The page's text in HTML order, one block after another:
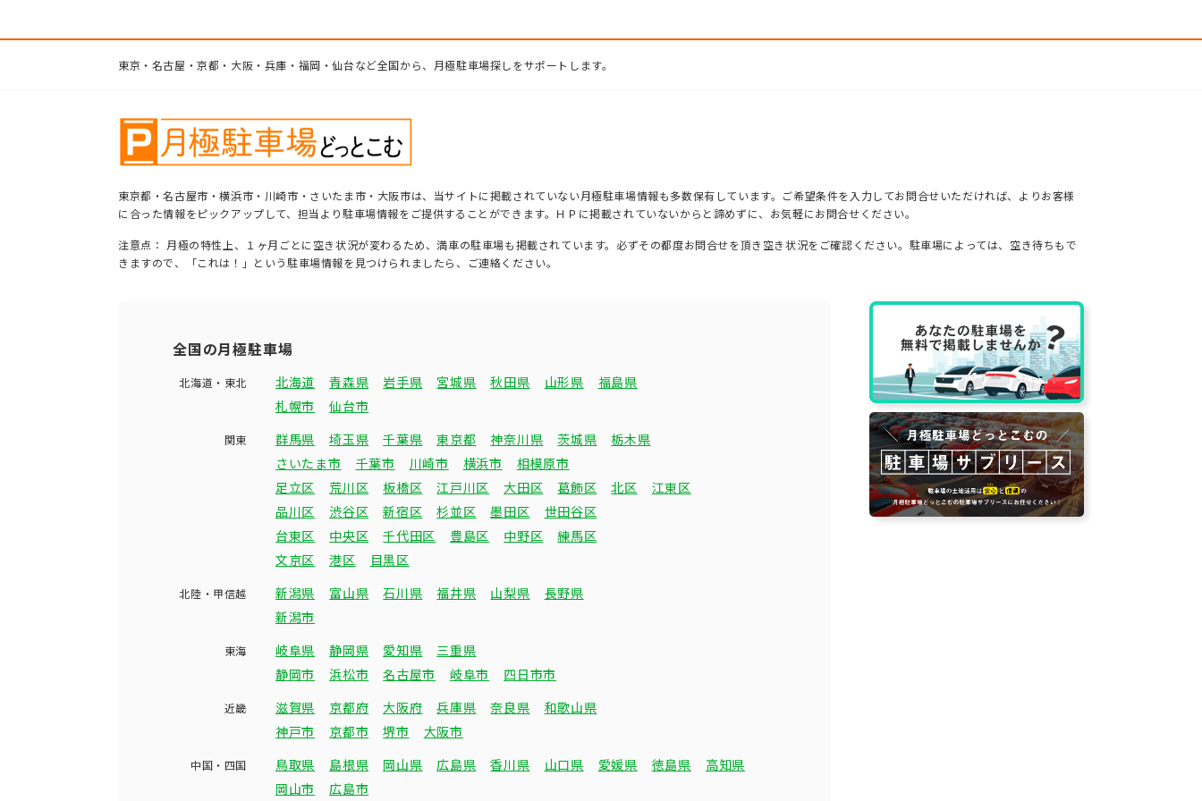
東京・名古屋・京都・大阪・兵庫・福岡・仙台など全国から、月極駐車場探しをサポートします。
東京都・名古屋市・横浜市・川崎市・さいたま市・大阪市は、当サイトに掲載されていない月極駐車場情報も多数保有しています。ご希望条件を入力してお問合せいただければ、よりお客様
に合った情報をピックアップして、担当より駐車場情報をご提供することができます。ＨＰに掲載されていないからと諦めずに、お気軽にお問合せください。
注意点： 月極の特性上、１ヶ月ごとに空き状況が変わるため、満車の駐車場も掲載されています。必ずその都度お問合せを頂き空き状況をご確認ください。駐車場によっては、空き待ちもで
きますので、「これは！」という駐車場情報を見つけられましたら、ご連絡ください。
全国の月極駐車場
北海道・東北 北海道 青森県 岩手県 宮城県 秋田県 山形県
福島県
札幌市
仙台市
関東 群馬県 埼玉県 千葉県 東京都 神奈川県 茨城県
栃木県
さいたま市
千葉市 川崎市 横浜市
相模原市
足立区
荒川区 板橋区 江戸川区 大田区 葛飾区 北区
江東区
品川区
渋谷区 新宿区 杉並区 墨田区
世田谷区
台東区
中央区 千代田区 豊島区 中野区
練馬区
文京区
港区 目黒区
北陸・甲信越 新潟県 富山県 石川県 福井県 山梨県
長野県
新潟市
東海 岐阜県 静岡県 愛知県
三重県
静岡市
浜松市 名古屋市 岐阜市 四日市市
近畿 滋賀県 京都府 大阪府 兵庫県 奈良県
和歌山県
神戸市
京都市 堺市 大阪市
中国・四国 鳥取県 島根県 岡山県 広島県 香川県 山口県 愛媛県 徳島県
高知県
岡山市
広島市